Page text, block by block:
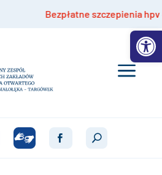
Bezpłatne szczepienia hpv dla